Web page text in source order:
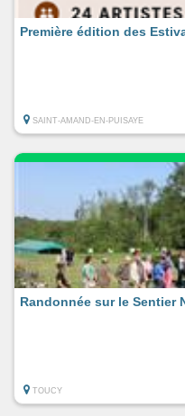
Première édition des
SAINT-AMAND-EN-PUISAYE
Randonnée sur le Sentier
TOUCY